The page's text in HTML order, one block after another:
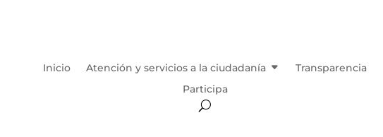
Inicio Atención y servicios a la ciudadanía
Transparencia
Participa